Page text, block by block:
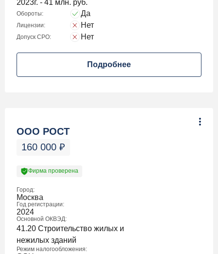
2023г. - 41 млн. руб.
Обороты: Да
Лицензии: Нет
Допуск СРО: Нет
Подробнее
ООО РОСТ
160 000 ₽
Фирма проверена
Город:
Москва
Год регистрации:
2024
Основной ОКВЭД:
41.20 Строительство жилых и
нежилых зданий
Режим налогообложения: